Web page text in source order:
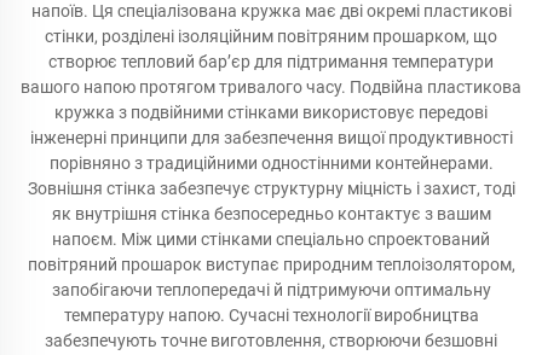
напоїв. Ця спеціалізована кружка має дві окремі пластикові
стінки, розділені ізоляційним повітряним прошарком, що
створює тепловий бар’єр для підтримання температури
вашого напою протягом тривалого часу. Подвійна пластикова
кружка з подвійними стінками використовує передові
інженерні принципи для забезпечення вищої продуктивності
порівняно з традиційними одностінними контейнерами.
Зовнішня стінка забезпечує структурну міцність і захист, тоді
як внутрішня стінка безпосередньо контактує з вашим
напоєм. Між цими стінками спеціально спроектований
повітряний прошарок виступає природним теплоізолятором,
запобігаючи теплопередачі й підтримуючи оптимальну
температуру напою. Сучасні технології виробництва
забезпечують точне виготовлення, створюючи безшовні